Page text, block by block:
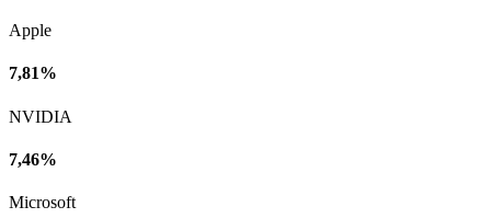
Apple
7,81%
NVIDIA
7,46%
Microsoft